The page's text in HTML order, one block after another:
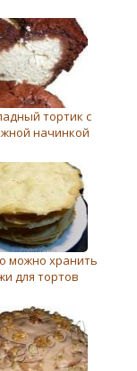
тортик с
начинкой
можно хранить
для тортов